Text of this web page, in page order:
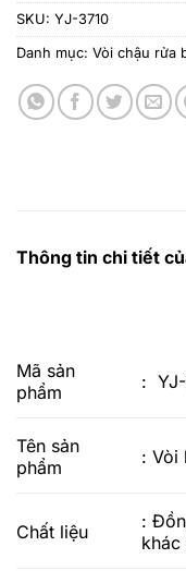
SKU: YJ-3710
Danh mục: Vòi chậu rửa
Thông tin chi tiết
Mã sản
phẩm
:
Tên sản
phẩm
: Vòi
Chất liệu
:
khác